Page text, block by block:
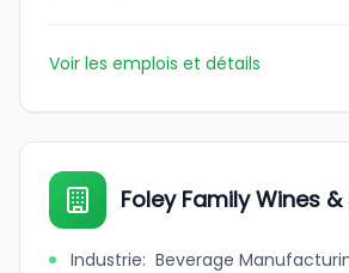
Voir les emplois et détails
Foley Family Wines
Industrie: Beverage